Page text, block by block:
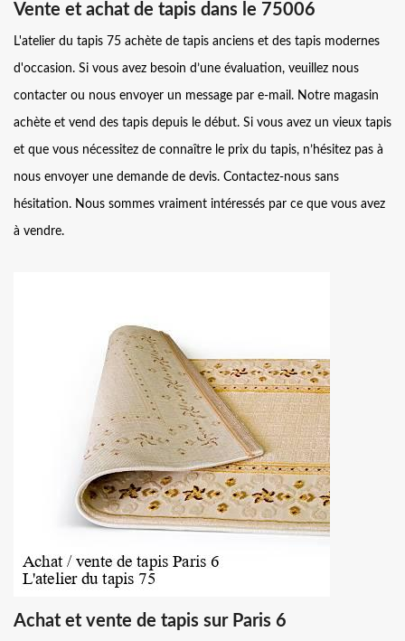
Vente et achat de tapis dans le 75006
L'atelier du tapis 75 achète de tapis anciens et des tapis modernes
d'occasion. Si vous avez besoin d’une évaluation, veuillez nous
contacter ou nous envoyer un message par e-mail. Notre magasin
achète et vend des tapis depuis le début. Si vous avez un vieux tapis
et que vous nécessitez de connaître le prix du tapis, n’hésitez pas à
nous envoyer une demande de devis. Contactez-nous sans
hésitation. Nous sommes vraiment intéressés par ce que vous avez
à vendre.
Achat et vente de tapis sur Paris 6